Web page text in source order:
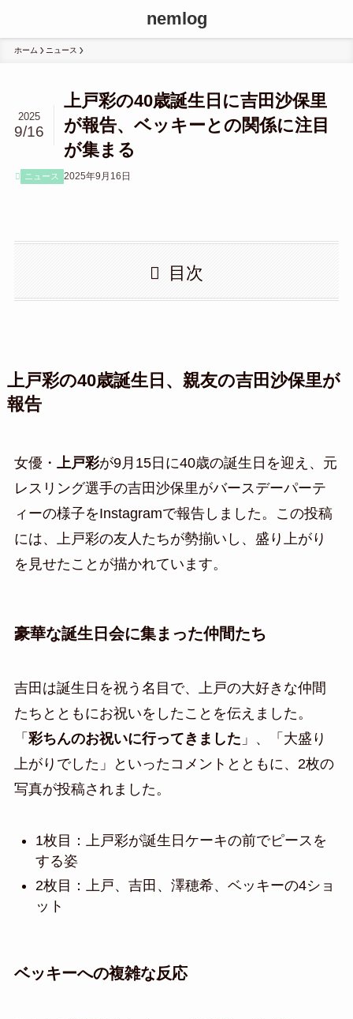
nemlog
ホーム ニュース
上戸彩の40歳誕生日に吉田沙保里
が報告、ベッキーとの関係に注目
が集まる
2025
9/16
ニュース 2025年9月16日
目次
上戸彩の40歳誕生日、親友の吉田沙保里が
報告
女優・ 上戸彩が9月15日に40歳の誕生日を迎え、元
レスリング選手の吉田沙保里がバースデーパーテ
ィーの様子をInstagramで報告しました。この投稿
には、上戸彩の友人たちが勢揃いし、盛り上がり
を見せたことが描かれています。
豪華な誕生日会に集まった仲間たち
吉田は誕生日を祝う名目で、上戸の大好きな仲間
たちとともにお祝いをしたことを伝えました。
「 彩ちんのお祝いに行ってきました 」、「大盛り
上がりでした」といったコメントとともに、2枚の
写真が投稿されました。
1枚目：上戸彩が誕生日ケーキの前でピースを
する姿
2枚目：上戸、吉田、澤穂希、ベッキーの4ショ
ット
ベッキーへの複雑な反応